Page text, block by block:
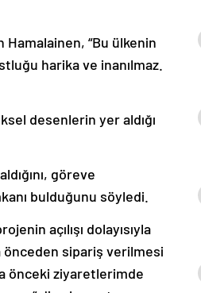
“Bu ülkenin
harika ve inanılmaz.
desenlerin yer aldığı
göreve
bulduğunu söyledi.
açılışı dolayısıyla
önceden sipariş verilmesi
önceki ziyaretlerimde